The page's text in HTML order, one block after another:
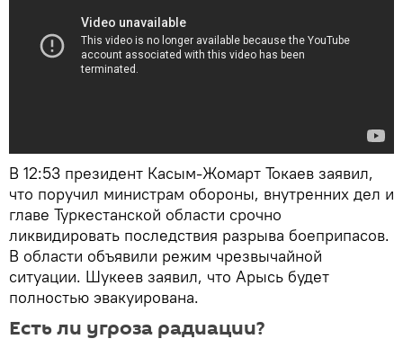
В 12:53 президент Касым-Жомарт Токаев заявил,
что поручил министрам обороны, внутренних дел и
главе Туркестанской области срочно
ликвидировать последствия разрыва боеприпасов.
В области объявили режим чрезвычайной
ситуации. Шукеев заявил, что Арысь будет
полностью эвакуирована.
Есть ли угроза радиации?